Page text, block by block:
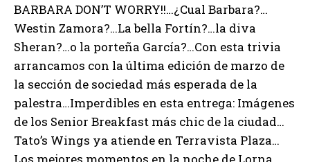
BARBARA DON’T WORRY!!…¿Cual Barbara?…
Westin Zamora?…La bella Fortín?…la diva
Sheran?…o la porteña García?…Con esta trivia
arrancamos con la última edición de marzo de
la sección de sociedad más esperada de la
palestra…Imperdibles en esta entrega: Imágenes
de los Senior Breakfast más chic de la ciudad…
Tato’s Wings ya atiende en Terravista Plaza…
Los mejores momentos en la noche de Lorna